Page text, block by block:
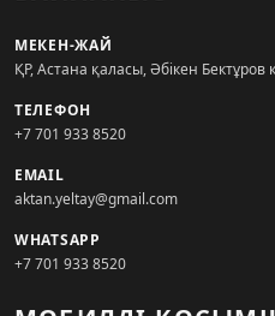
МЕКЕН-ЖАЙ
ҚР, Астана қаласы, Әбікен Бектұров
ТЕЛЕФОН
+7 701 933 8520
EMAIL
aktan.yeltay@gmail.com
WHATSAPP
+7 701 933 8520